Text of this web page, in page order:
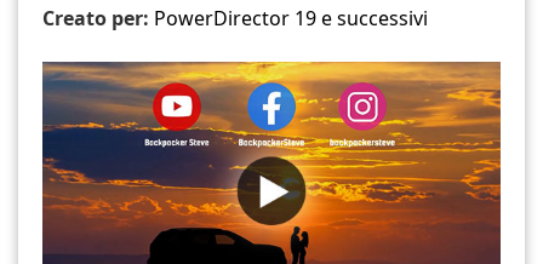
Creato per: PowerDirector 19 e successivi